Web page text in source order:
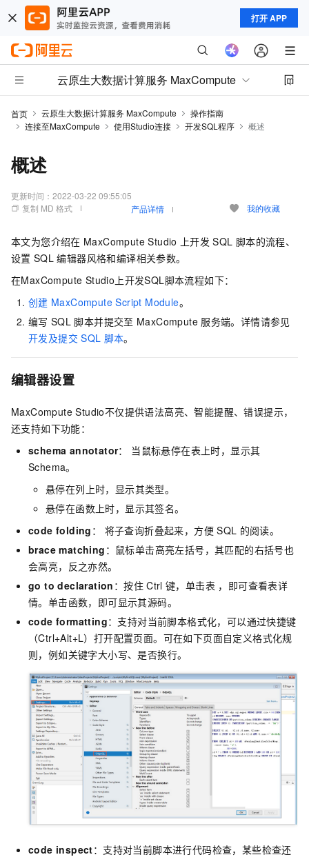
打开 APP
云原生大数据计算服务 MaxCompute
首页 云原生大数据计算服务 MaxCompute
操作指南
连接至MaxCompute
使用Studio连接 开发SQL程序 概述
概述
更新时间： 2022-03-22 09:55:05
复制 MD 格式
产品详情 我的收藏
本文为您介绍在 MaxCompute Studio 上开发 SQL 脚本的流程、
设置 SQL 编辑器风格和编译相关参数。
在MaxCompute Studio上开发SQL脚本流程如下：
创建 MaxCompute Script Module。
编写 SQL 脚本并提交至 MaxCompute 服务端。详情请参见
开发及提交 SQL 脚本。
编辑器设置
MaxCompute Studio不仅提供语法高亮、智能提醒、错误提示，
还支持如下功能：
schema annotator： 当鼠标悬停在表上时，显示其
Schema。
悬停在列上时，显示其类型。
悬停在函数上时，显示其签名。
code folding ： 将子查询折叠起来，方便 SQL 的阅读。
brace matching ：鼠标单击高亮左括号，其匹配的右括号也
会高亮，反之亦然。
go to declaration ：按住 Ctrl 键，单击表 ，即可查看表详
情。单击函数，即可显示其源码。
code formatting：支持对当前脚本格式化，可以通过快捷键
（Ctrl+Alt+L）打开配置页面。可在如下页面自定义格式化规
则，例如关键字大小写、是否换行。
code inspect：支持对当前脚本进行代码检查，某些检查还